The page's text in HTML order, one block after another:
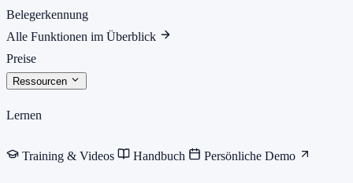
Belegerkennung
Alle Funktionen im Überblick
Preise
Ressourcen
Lernen
Training & Videos Handbuch Persönliche Demo